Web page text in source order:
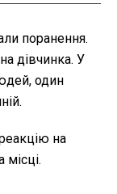
поранення.
дівчинка. У
один
на